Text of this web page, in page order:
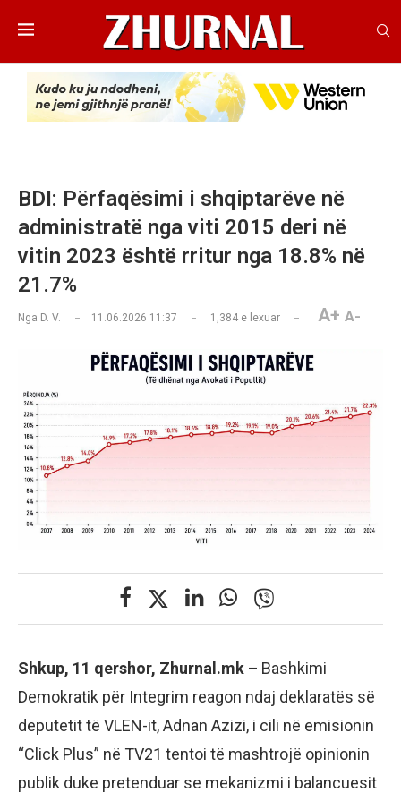
BDI: Përfaqësimi i shqiptarëve në
administratë nga viti 2015 deri në
vitin 2023 është rritur nga 18.8% në
21.7%
Nga D. V. 11.06.2026 11:37 1,384 e lexuar A+ A-
Shkup, 11 qershor, Zhurnal.mk – Bashkimi
Demokratik për Integrim reagon ndaj deklaratës së
deputetit të VLEN-it, Adnan Azizi, i cili në emisionin
“Click Plus” në TV21 tentoi të mashtrojë opinionin
publik duke pretenduar se mekanizmi i balancuesit